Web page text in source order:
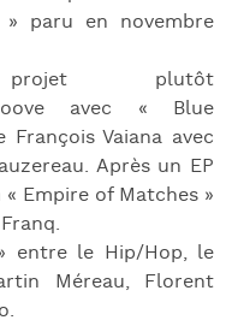
paru en novembre
plutôt
avec « Blue
Vaiana avec
Après un EP
Empire of Matches »
entre le Hip/Hop, le
Méreau, Florent